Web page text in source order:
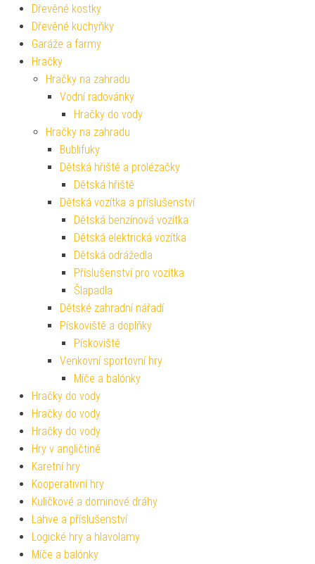
Dřevěné kostky
Dřevěné kuchyňky
Garáže a farmy
Hračky
Hračky na zahradu
Vodní radovánky
Hračky do vody
Hračky na zahradu
Bublifuky
Dětská hřiště a prolézačky
Dětská hřiště
Dětská vozítka a příslušenství
Dětská benzínová vozítka
Dětská elektrická vozítka
Dětská odrážedla
Příslušenství pro vozítka
Šlapadla
Dětské zahradní nářadí
Pískoviště a doplňky
Pískoviště
Venkovní sportovní hry
Míče a balónky
Hračky do vody
Hračky do vody
Hračky do vody
Hry v angličtině
Karetní hry
Kooperativní hry
Kuličkové a dominové dráhy
Lahve a příslušenství
Logické hry a hlavolamy
Míče a balónky